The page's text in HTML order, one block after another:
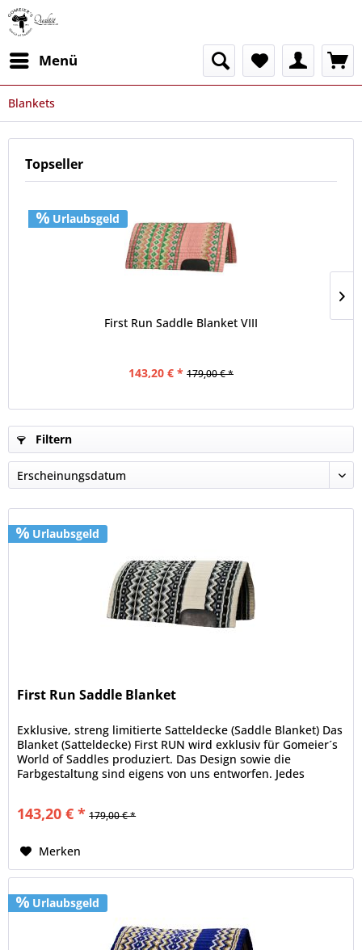
Menü
Blankets
Topseller
Urlaubsgeld
First Run Saddle Blanket VIII
143,20 € * 179,00 € *
Filtern
Urlaubsgeld
First Run Saddle Blanket
Exklusive, streng limitierte Satteldecke (Saddle Blanket) Das
Blanket (Satteldecke) First RUN wird exklusiv für Gomeier´s
World of Saddles produziert. Das Design sowie die
Farbgestaltung sind eigens von uns entworfen. Jedes
143,20 € * 179,00 € *
Merken
Urlaubsgeld